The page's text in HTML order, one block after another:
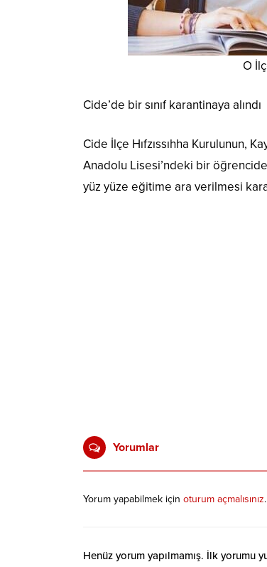
O
Cide’de bir sınıf karantinaya alındı
Cide İlçe Hıfzıssıhha Kurulunun,
Anadolu Lisesi’ndeki bir
yüz yüze eğitime ara verilmesi
Yorumlar
Yorum yapabilmek için oturum açmalısınız.
Henüz yorum yapılmamış. İlk yorumu